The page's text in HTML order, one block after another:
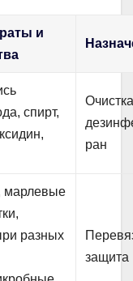
и
спирт,
ран
марлевые
разных
защита